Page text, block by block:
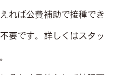
れば公費補助で接種でき
要です。詳しくはスタッ